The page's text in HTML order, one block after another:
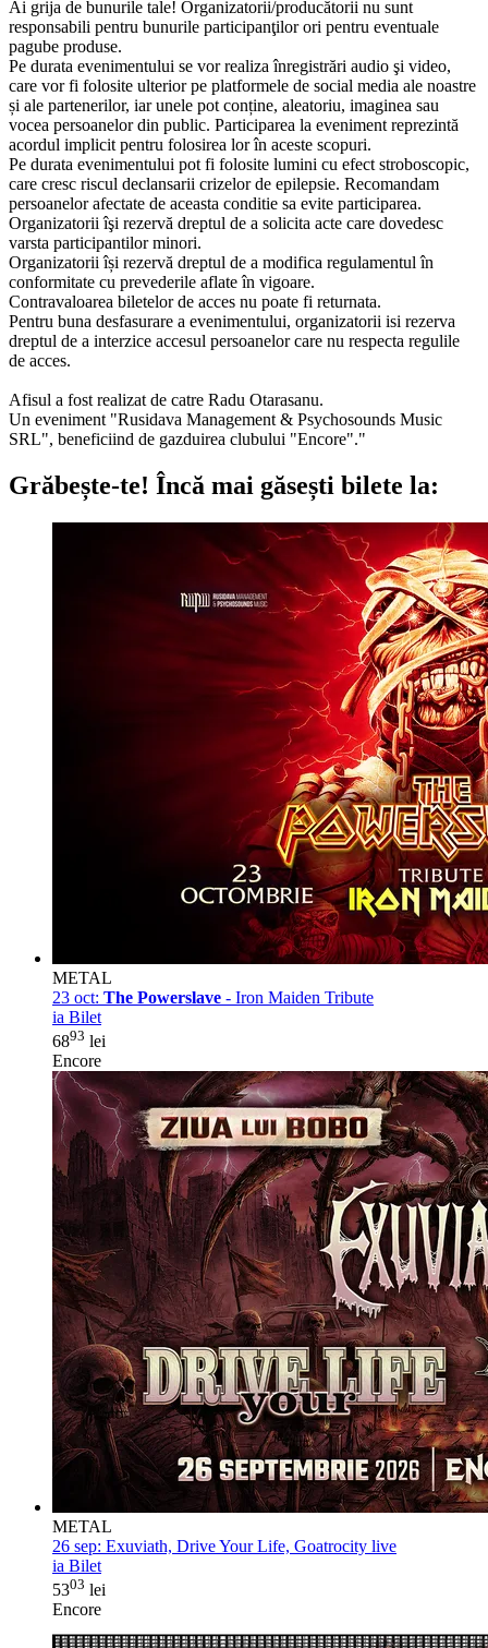
Ai grija de bunurile tale! Organizatorii/producătorii nu sunt
responsabili pentru bunurile participanţilor ori pentru eventuale
pagube produse.
Pe durata evenimentului se vor realiza înregistrări audio şi video,
care vor fi folosite ulterior pe platformele de social media ale noastre
și ale partenerilor, iar unele pot conține, aleatoriu, imaginea sau
vocea persoanelor din public. Participarea la eveniment reprezintă
acordul implicit pentru folosirea lor în aceste scopuri.
Pe durata evenimentului pot fi folosite lumini cu efect stroboscopic,
care cresc riscul declansarii crizelor de epilepsie. Recomandam
persoanelor afectate de aceasta conditie sa evite participarea.
Organizatorii îşi rezervă dreptul de a solicita acte care dovedesc
varsta participantilor minori.
Organizatorii își rezervă dreptul de a modifica regulamentul în
conformitate cu prevederile aflate în vigoare.
Contravaloarea biletelor de acces nu poate fi returnata.
Pentru buna desfasurare a evenimentului, organizatorii isi rezerva
dreptul de a interzice accesul persoanelor care nu respecta regulile
de acces.
Afisul a fost realizat de catre Radu Otarasanu.
Un eveniment "Rusidava Management & Psychosounds Music
SRL", beneficiind de gazduirea clubului "Encore"."
Grăbește-te! Încă mai găsești bilete la:
METAL
23 oct: The Powerslave - Iron Maiden Tribute
ia Bilet
6893 lei
Encore
METAL
26 sep: Exuviath, Drive Your Life, Goatrocity live
ia Bilet
5303 lei
Encore